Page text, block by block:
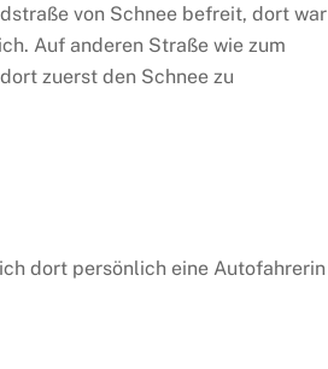
von Schnee befreit, dort war
Auf anderen Straße wie zum
zuerst den Schnee zu
dort persönlich eine Autofahrerin